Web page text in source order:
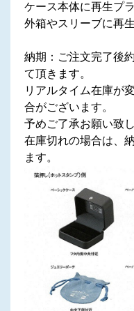
ケース本体に再生プ
外箱やスリーブに再
納期：ご注文完了後
て頂きます。
リアルタイム在庫が
合がございます。
予めご了承お願い致し
在庫切れの場合は、
ます。